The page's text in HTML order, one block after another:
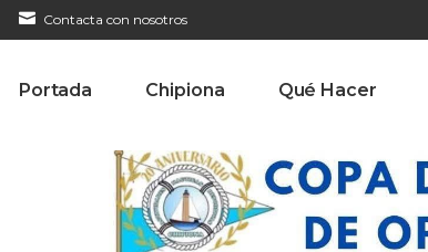
Contacta con nosotros
Portada Chipiona Qué Hacer